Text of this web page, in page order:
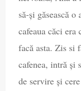
să-și găsească
cafeaua căci
facă asta. Zis si
cafenea, intră și
de servire și